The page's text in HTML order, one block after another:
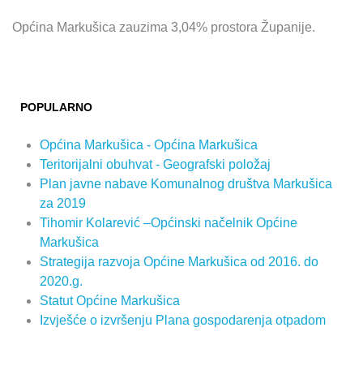
Općina Markušica zauzima 3,04% prostora Županije.
POPULARNO
Općina Markušica - Općina Markušica
Teritorijalni obuhvat - Geografski položaj
Plan javne nabave Komunalnog društva Markušica
za 2019
Tihomir Kolarević –Općinski načelnik Općine
Markušica
Strategija razvoja Općine Markušica od 2016. do
2020.g.
Statut Općine Markušica
Izvješće o izvršenju Plana gospodarenja otpadom